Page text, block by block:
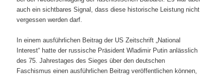
auch ein sichtbares Signal, dass diese historische Leistung nicht
vergessen werden darf.
In einem ausführlichen Beitrag der US Zeitschrift „National
Interest“ hatte der russische Präsident Wladimir Putin anlässlich
des 75. Jahrestages des Sieges über den deutschen
Faschismus einen ausführlichen Beitrag veröffentlichen können,